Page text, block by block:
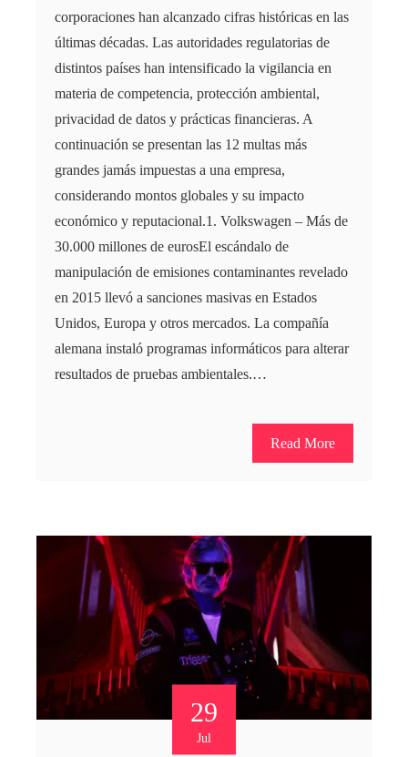
corporaciones han alcanzado cifras históricas en las
últimas décadas. Las autoridades regulatorias de
distintos países han intensificado la vigilancia en
materia de competencia, protección ambiental,
privacidad de datos y prácticas financieras. A
continuación se presentan las 12 multas más
grandes jamás impuestas a una empresa,
considerando montos globales y su impacto
económico y reputacional.1. Volkswagen – Más de
30.000 millones de eurosEl escándalo de
manipulación de emisiones contaminantes revelado
en 2015 llevó a sanciones masivas en Estados
Unidos, Europa y otros mercados. La compañía
alemana instaló programas informáticos para alterar
resultados de pruebas ambientales.…
Read More
29
Jul